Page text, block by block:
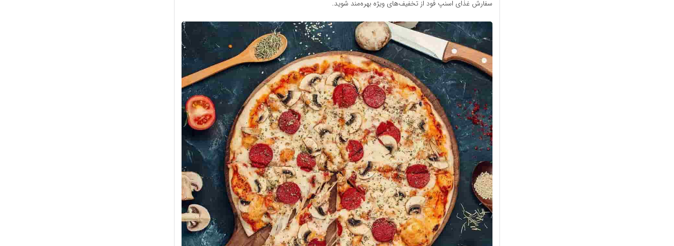
سفارش غذای اسنپ فود از تخفیف‌های ویژه بهره‌مند شوید.